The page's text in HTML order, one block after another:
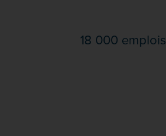
18 000 emplois